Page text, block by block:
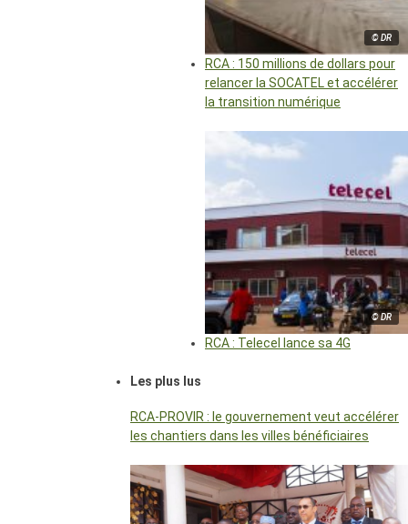
© DR
RCA : 150 millions de dollars pour
relancer la SOCATEL et accélérer
la transition numérique
© DR
RCA : Telecel lance sa 4G
Les plus lus
RCA-PROVIR : le gouvernement veut accélérer
les chantiers dans les villes bénéficiaires